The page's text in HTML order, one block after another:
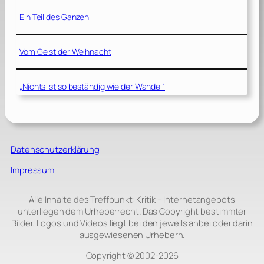
Ein Teil des Ganzen
Vom Geist der Weihnacht
„Nichts ist so beständig wie der Wandel“
Datenschutzerklärung
Impressum
Alle Inhalte des Treffpunkt: Kritik – Internetangebots
unterliegen dem Urheberrecht. Das Copyright bestimmter
Bilder, Logos und Videos liegt bei den jeweils anbei oder darin
ausgewiesenen Urhebern.
Copyright © 2002‑2026